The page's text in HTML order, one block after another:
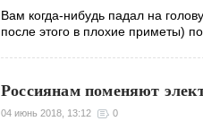
Вам когда-нибудь падал на
после этого в плохие приметы)
Россиянам поменяют
04 июнь 2018, 13:12 0